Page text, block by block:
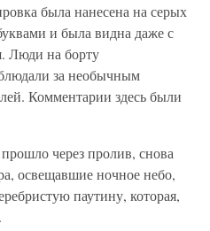
была нанесена на серых
и была видна даже с
Люди на борту
за необычным
Комментарии здесь были
через пролив, снова
освещавшие ночное небо,
паутину, которая,